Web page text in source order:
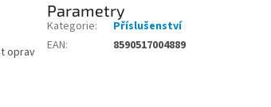
oprav
Parametry
Kategorie:
Příslušenství
EAN: 8590517004889